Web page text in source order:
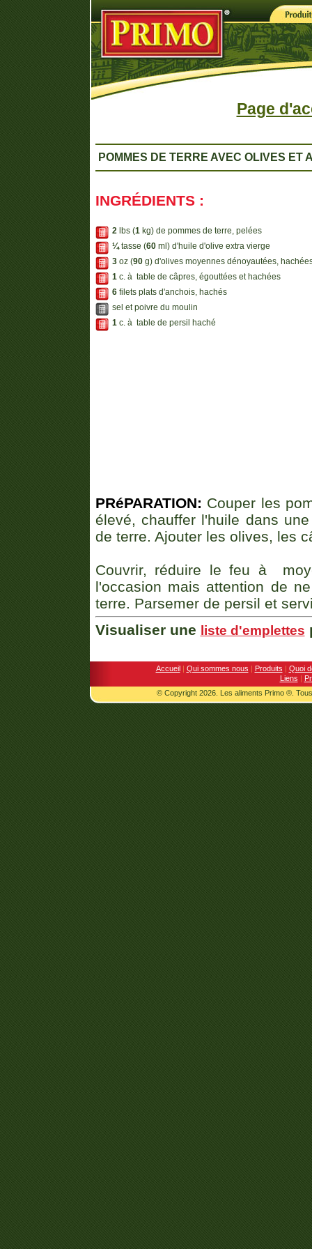
Page
POMMES DE TERRE AVEC OLIVES ET
INGRÉDIENTS :
2 lbs (1kg) de pommes de terre, pelées
¼tasse (60ml) d'huile d'olive extra vierge
3 oz (90g) d'olives moyennes dénoyautées,
1 c. à table de câpres, égouttées et hachées
6 filets plats d'anchois, hachés
sel et poivre du moulin
1 c. à table de persil haché
PRéPARATION: Couper les
élevé, chauffer l'huile dans
de terre. Ajouter les olives, les
Couvrir, réduire le feu à
l'occasion mais attention de
terre. Parsemer de persil et
Visualiser une liste d'emplettes
Accueil | Qui sommes nous | Produits | Quoi
Liens |
© Copyright 2026. Les aliments Primo ®.